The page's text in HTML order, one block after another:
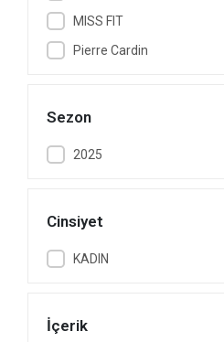
MISS FIT
Pierre Cardin
Sezon
2025
Cinsiyet
KADIN
İçerik